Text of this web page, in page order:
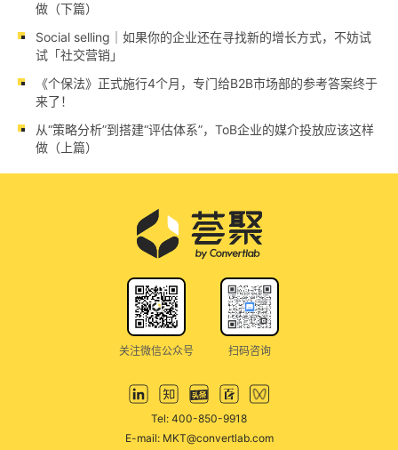
做（下篇）
Social selling｜如果你的企业还在寻找新的增长方式，不妨试
试「社交营销」
《个保法》正式施行4个月，专门给B2B市场部的参考答案终于
来了！
从“策略分析”到搭建“评估体系”，ToB企业的媒介投放应该这样
做（上篇）
关注微信公众号 扫码咨询
Tel: 400-850-9918
E-mail: MKT@convertlab.com